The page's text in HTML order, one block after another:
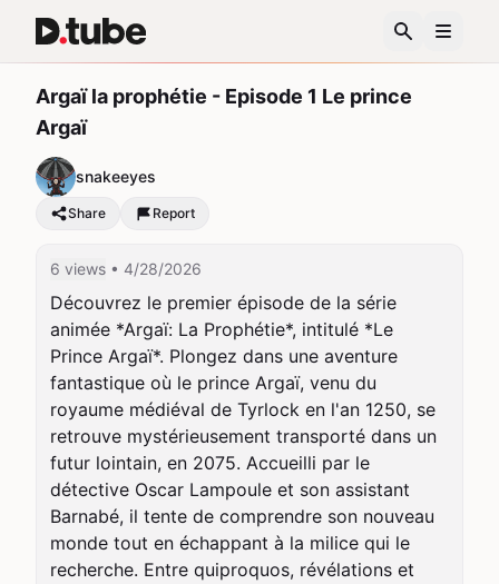
Argaï la prophétie - Episode 1 Le prince
Argaï
snakeeyes
Share Report
6 views • 4/28/2026
Découvrez le premier épisode de la série
animée *Argaï: La Prophétie*, intitulé *Le
Prince Argaï*. Plongez dans une aventure
fantastique où le prince Argaï, venu du
royaume médiéval de Tyrlock en l'an 1250, se
retrouve mystérieusement transporté dans un
futur lointain, en 2075. Accueilli par le
détective Oscar Lampoule et son assistant
Barnabé, il tente de comprendre son nouveau
monde tout en échappant à la milice qui le
recherche. Entre quiproquos, révélations et